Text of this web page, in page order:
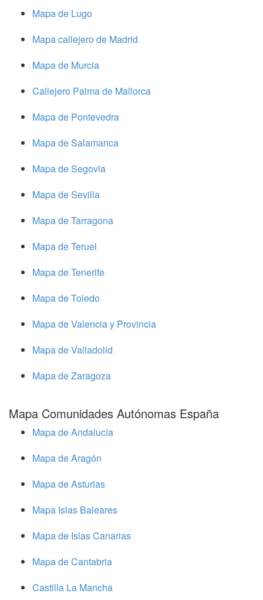
Mapa de Lugo
Mapa callejero de Madrid
Mapa de Murcia
Callejero Palma de Mallorca
Mapa de Pontevedra
Mapa de Salamanca
Mapa de Segovia
Mapa de Sevilla
Mapa de Tarragona
Mapa de Teruel
Mapa de Tenerife
Mapa de Toledo
Mapa de Valencia y Provincia
Mapa de Valladolid
Mapa de Zaragoza
Mapa Comunidades Autónomas España
Mapa de Andalucía
Mapa de Aragón
Mapa de Asturias
Mapa Islas Baleares
Mapa de Islas Canarias
Mapa de Cantabria
Castilla La Mancha